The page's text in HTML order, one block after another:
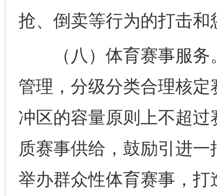
抢、倒卖等行为的打击和
（八）体育赛事服务
管理，分级分类合理核
冲区的容量原则上不超
质赛事供给，鼓励引进
举办群众性体育赛事，